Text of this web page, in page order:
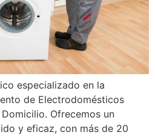
especializado en la
de Electrodomésticos
Ofrecemos un
y eficaz, con más de 20